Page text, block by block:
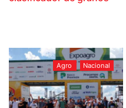
Agro Nacional